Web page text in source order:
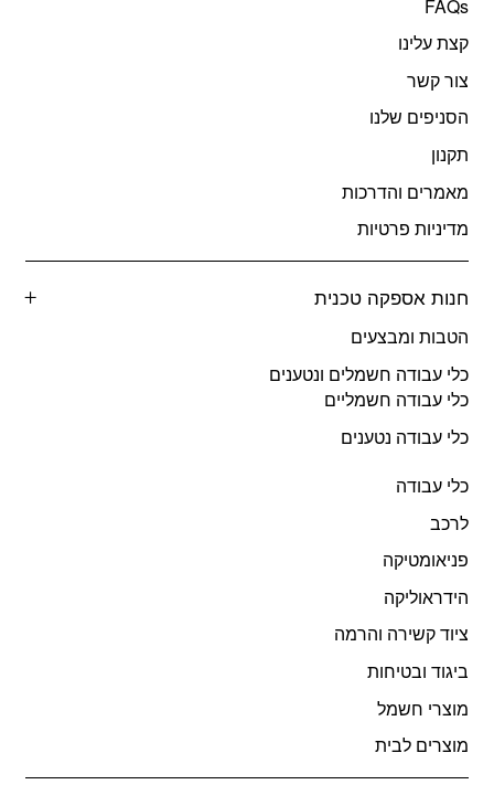
FAQs
קצת עלינו
צור קשר
הסניפים שלנו
תקנון
מאמרים והדרכות
מדיניות פרטיות
חנות אספקה טכנית
הטבות ומבצעים
כלי עבודה חשמלים ונטענים
כלי עבודה חשמליים
כלי עבודה נטענים
כלי עבודה
לרכב
פניאומטיקה
הידראוליקה
ציוד קשירה והרמה
ביגוד ובטיחות
מוצרי חשמל
מוצרים לבית